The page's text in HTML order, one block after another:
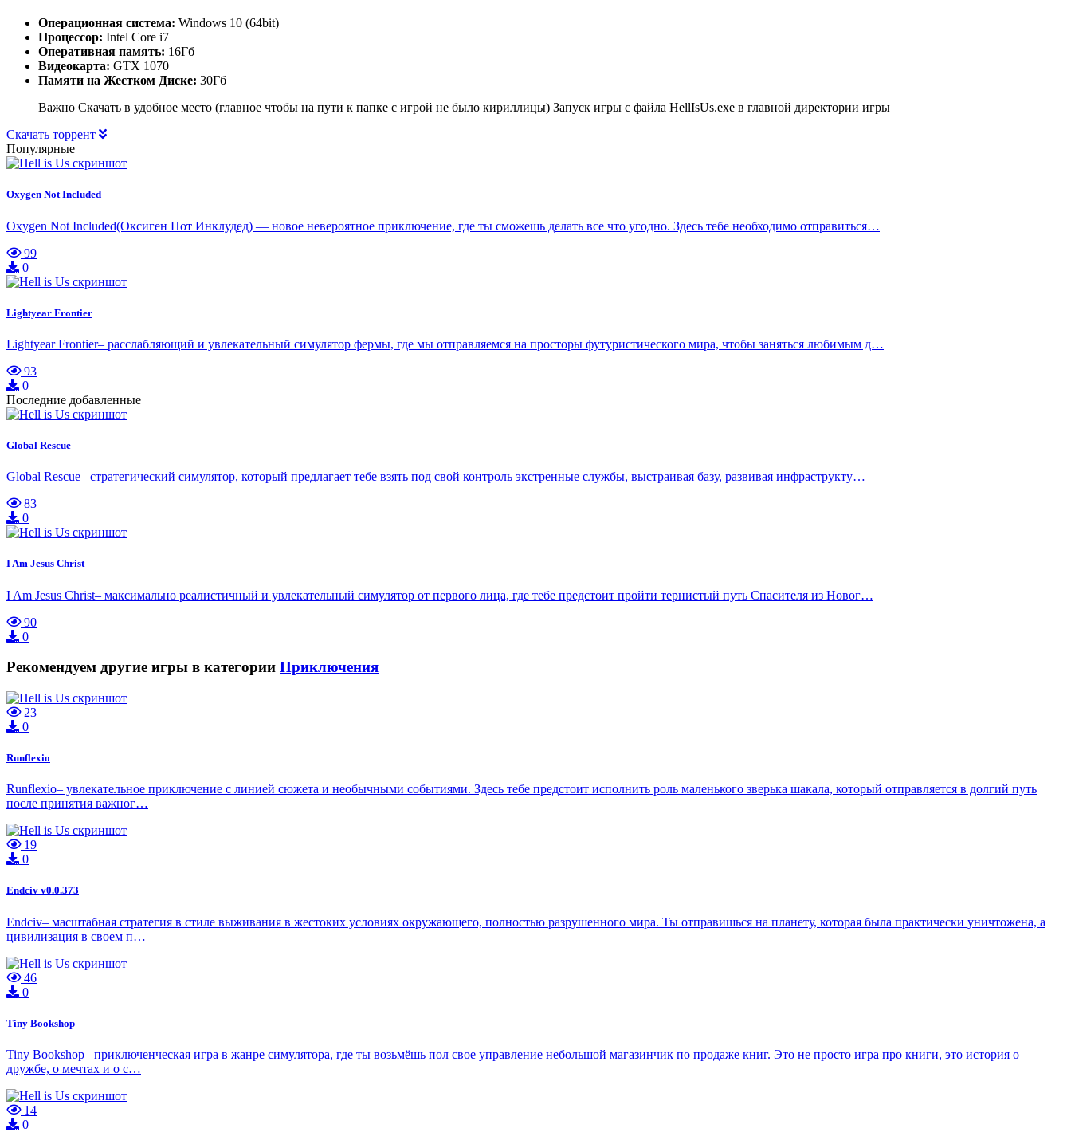
Операционная система: Windows 10 (64bit)
Процессор: Intel Core i7
Оперативная память: 16Гб
Видеокарта: GTX 1070
Памяти на Жестком Диске: 30Гб
Важно Скачать в удобное место (главное чтобы на пути к папке с игрой не было кириллицы) Запуск игры с файла HellIsUs.exe в главной директории игры
Скачать торрент
Популярные
Oxygen Not Included
Oxygen Not Included(Оксиген Нот Инклудед) — новое невероятное приключение, где ты сможешь делать все что угодно. Здесь тебе необходимо отправиться…
99
0
Lightyear Frontier
Lightyear Frontier– расслабляющий и увлекательный симулятор фермы, где мы отправляемся на просторы футуристического мира, чтобы заняться любимым д…
93
0
Последние добавленные
Global Rescue
Global Rescue– стратегический симулятор, который предлагает тебе взять под свой контроль экстренные службы, выстраивая базу, развивая инфраструкту…
83
0
I Am Jesus Christ
I Am Jesus Christ– максимально реалистичный и увлекательный симулятор от первого лица, где тебе предстоит пройти тернистый путь Спасителя из Новог…
90
0
Рекомендуем другие игры в категории Приключения
23
0
Runflexio
Runflexio– увлекательное приключение с линией сюжета и необычными событиями. Здесь тебе предстоит исполнить роль маленького зверька шакала, который отправляется в долгий путь
после принятия важног…
19
0
Endciv v0.0.373
Endciv– масштабная стратегия в стиле выживания в жестоких условиях окружающего, полностью разрушенного мира. Ты отправишься на планету, которая была практически уничтожена, а
цивилизация в своем п…
46
0
Tiny Bookshop
Tiny Bookshop– приключенческая игра в жанре симулятора, где ты возьмёшь пол свое управление небольшой магазинчик по продаже книг. Это не просто игра про книги, это история о
дружбе, о мечтах и о с…
14
0